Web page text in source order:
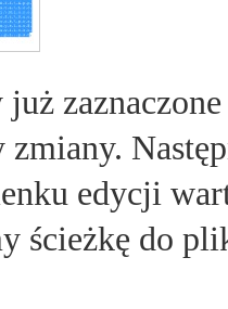
już
zmiany.
edycji
ścieżkę do